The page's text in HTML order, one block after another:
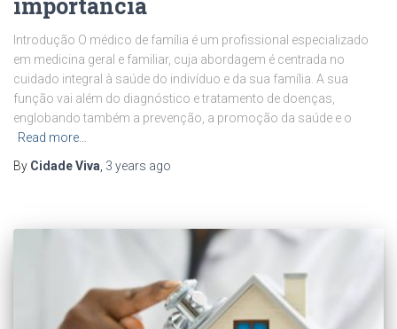
importância
Introdução O médico de família é um profissional especializado
em medicina geral e familiar, cuja abordagem é centrada no
cuidado integral à saúde do indivíduo e da sua família. A sua
função vai além do diagnóstico e tratamento de doenças,
englobando também a prevenção, a promoção da saúde e o
Read more…
By Cidade Viva, 3 years ago